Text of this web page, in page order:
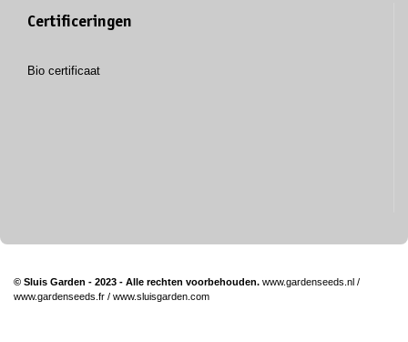
Certificeringen
Bio certificaat
© Sluis Garden - 2023 - Alle rechten voorbehouden. www.gardenseeds.nl /
www.gardenseeds.fr / www.sluisgarden.com